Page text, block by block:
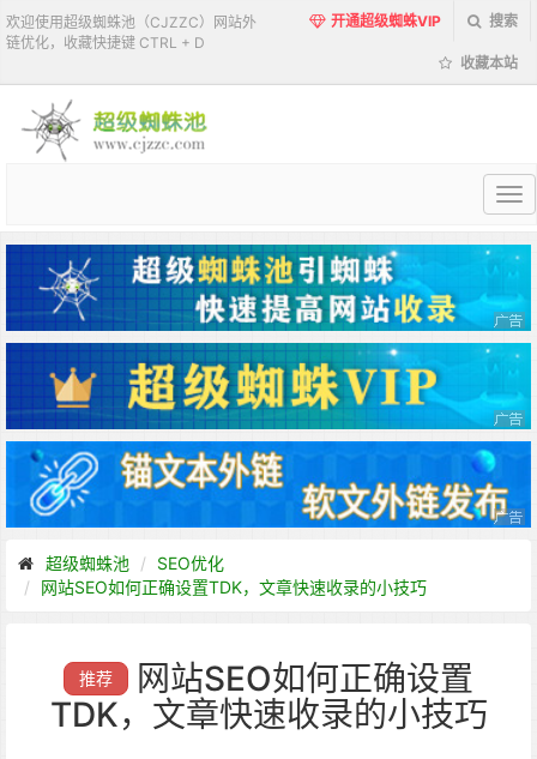
欢迎使用超级蜘蛛池（CJZZC）网站外
链优化，收藏快捷键 CTRL + D
开通超级蜘蛛VIP 搜索
收藏本站
超
蜘
蛛
池
超级蜘蛛池
SEO优化
网站SEO如何正确设置TDK，文章快速收录的小技巧
推荐
网站SEO如何正确设置
TDK，文章快速收录的小技巧